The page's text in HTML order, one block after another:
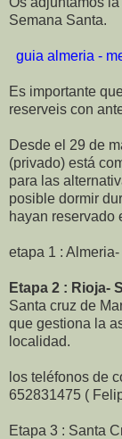
Semana Santa.
guia almeria -
Es importante
reserveis con
Desde el 29 de
(privado) está
para las
posible dormir
hayan reservado
etapa 1 :
Etapa 2 : Rioja-
Santa cruz de
que gestiona la
localidad.
los teléfonos de
652831475 (
Etapa 3 : Santa